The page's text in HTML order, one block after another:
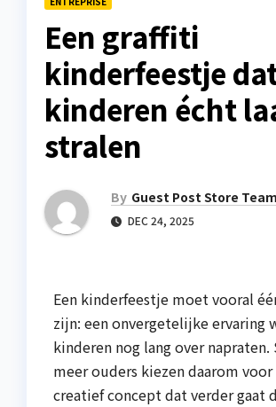
Een graffiti
kinderfeestje
kinderen écht
stralen
By Guest Post Store Team
DEC 24, 2025
Een kinderfeestje moet vooral
zijn: een onvergetelijke ervaring
kinderen nog lang over napraten.
meer ouders kiezen daarom voor
creatief concept dat verder gaat